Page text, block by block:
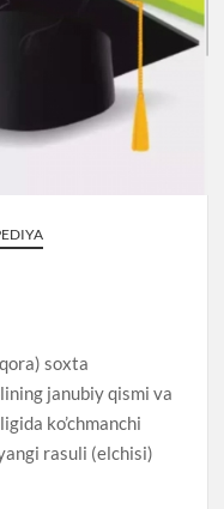
soxta
janubiy qismi va
ko’chmanchi
rasuli (elchisi)